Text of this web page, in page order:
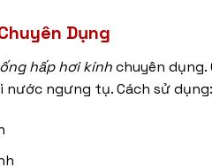
Dụng
hấp hơi kínhchuyên dụng.
ngưng tụ. Cách sử dụng: